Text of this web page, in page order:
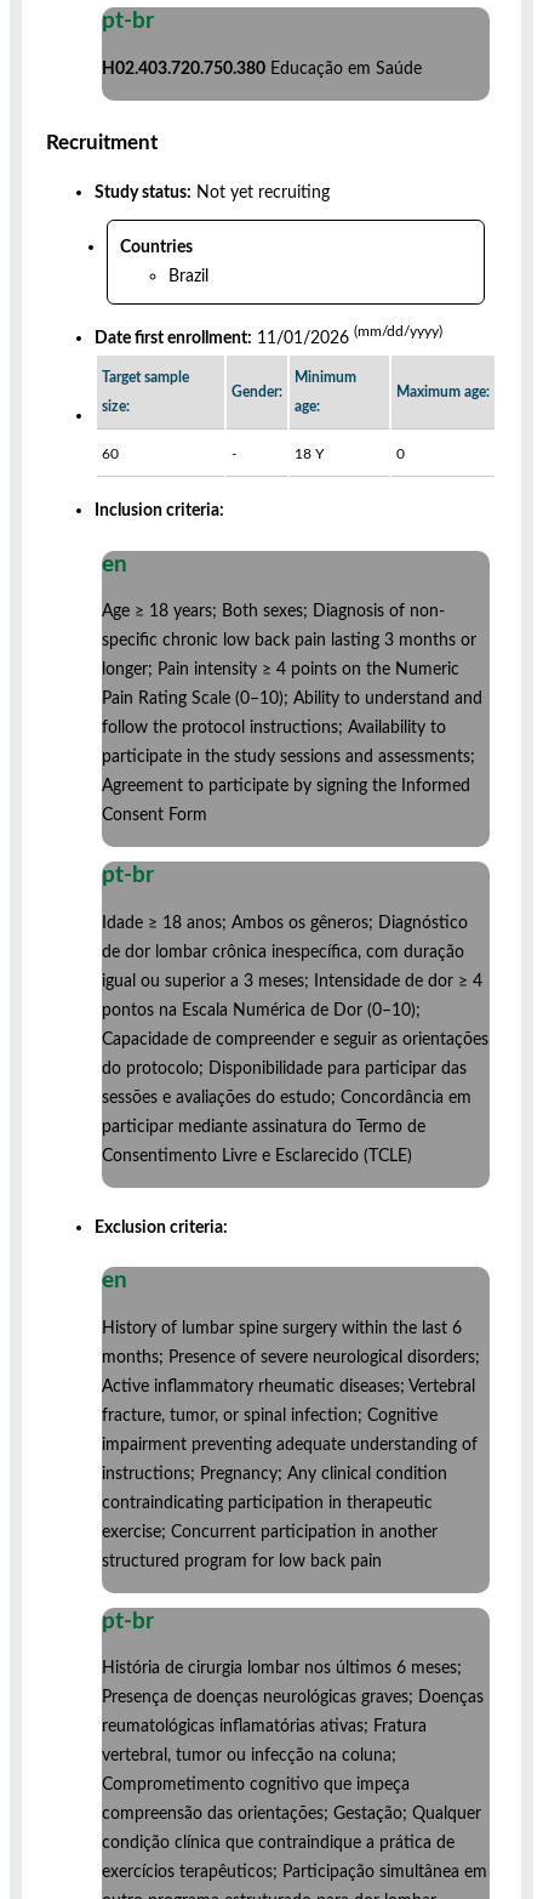
pt-br
H02.403.720.750.380 Educação em Saúde
Recruitment
Study status: Not yet recruiting
Countries
Brazil
Date first enrollment: 11/01/2026 (mm/dd/yyyy)
Target sample
size:
Gender:
Minimum
age:
Maximum age:
60 - 18 Y 0
Inclusion criteria:
en
Age ≥ 18 years; Both sexes; Diagnosis of non-
specific chronic low back pain lasting 3 months or
longer; Pain intensity ≥ 4 points on the Numeric
Pain Rating Scale (0–10); Ability to understand and
follow the protocol instructions; Availability to
participate in the study sessions and assessments;
Agreement to participate by signing the Informed
Consent Form
pt-br
Idade ≥ 18 anos; Ambos os gêneros; Diagnóstico
de dor lombar crônica inespecífica, com duração
igual ou superior a 3 meses; Intensidade de dor ≥ 4
pontos na Escala Numérica de Dor (0–10);
Capacidade de compreender e seguir as orientações
do protocolo; Disponibilidade para participar das
sessões e avaliações do estudo; Concordância em
participar mediante assinatura do Termo de
Consentimento Livre e Esclarecido (TCLE)
Exclusion criteria:
en
History of lumbar spine surgery within the last 6
months; Presence of severe neurological disorders;
Active inflammatory rheumatic diseases; Vertebral
fracture, tumor, or spinal infection; Cognitive
impairment preventing adequate understanding of
instructions; Pregnancy; Any clinical condition
contraindicating participation in therapeutic
exercise; Concurrent participation in another
structured program for low back pain
pt-br
História de cirurgia lombar nos últimos 6 meses;
Presença de doenças neurológicas graves; Doenças
reumatológicas inflamatórias ativas; Fratura
vertebral, tumor ou infecção na coluna;
Comprometimento cognitivo que impeça
compreensão das orientações; Gestação; Qualquer
condição clínica que contraindique a prática de
exercícios terapêuticos; Participação simultânea em